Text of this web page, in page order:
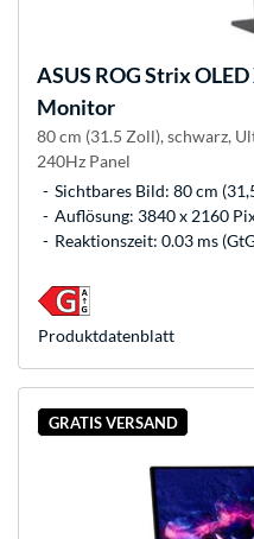
ASUS ROG Strix
Monitor
80 cm (31.5 Zoll), schwarz,
240Hz Panel
Sichtbares Bild: 80 cm
Auflösung: 3840 x 2160
Reaktionszeit: 0.03 ms
Produkt­datenblatt
GRATIS VERSAND